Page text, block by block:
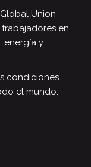
Union
en
energía y
condiciones
el mundo.